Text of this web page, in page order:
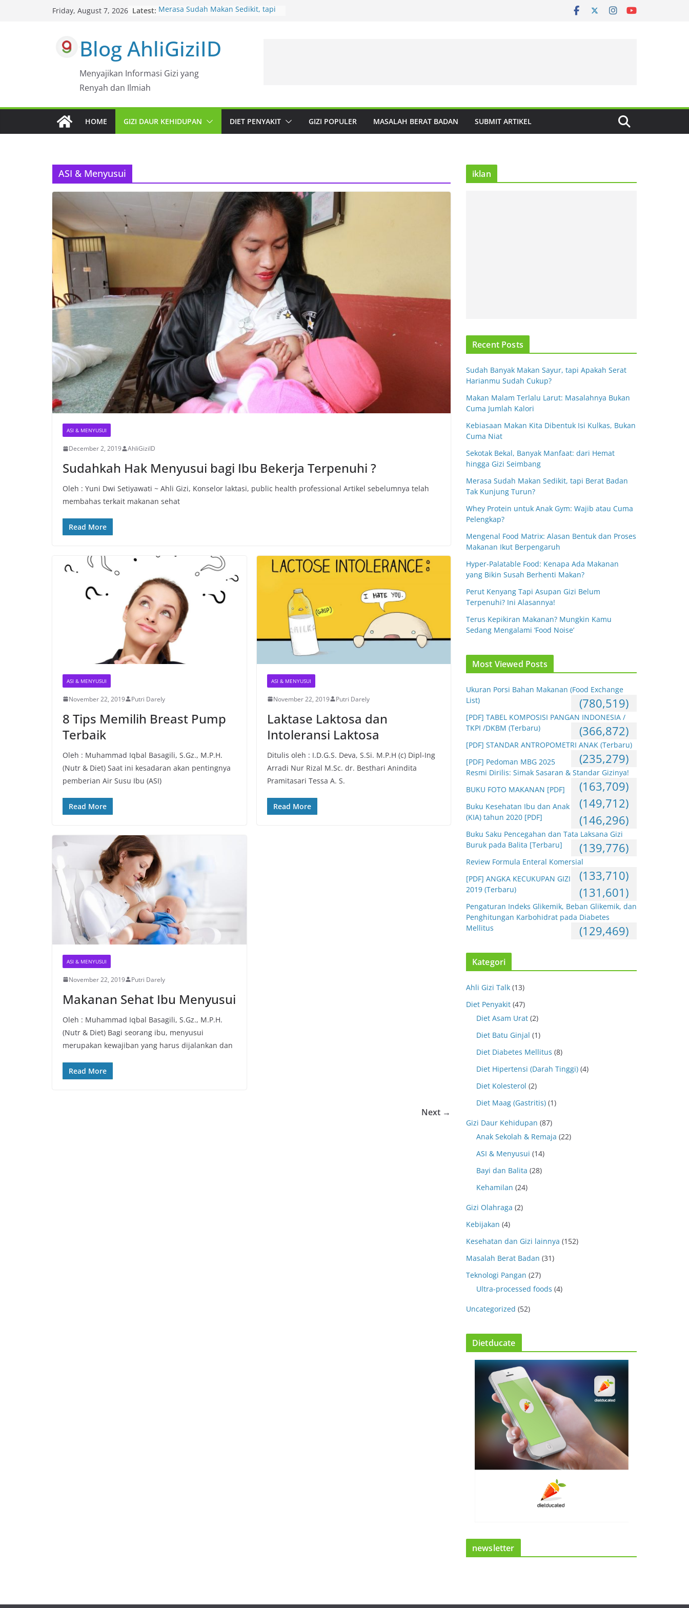
Friday, August 7, 2026 Latest: Merasa Sudah Makan Sedikit, tapi
Apakah Serat Harianmu Sudah
Cukup?
Masalahnya Bukan Cuma Jumlah
dari Hemat hingga Gizi Seimbang
Blog AhliGiziID
Menyajikan Informasi Gizi yang
Renyah dan Ilmiah
HOME GIZI DAUR KEHIDUPAN DIET PENYAKIT GIZI POPULER MASALAH BERAT BADAN SUBMIT ARTIKEL
ASI & Menyusui
ASI & MENYUSUI
December 2, 2019 AhliGiziID
Sudahkah Hak Menyusui bagi Ibu Bekerja Terpenuhi ?
Oleh : Yuni Dwi Setiyawati ~ Ahli Gizi, Konselor laktasi, public health professional Artikel sebelumnya telah
membahas terkait makanan sehat
Read More
ASI & MENYUSUI
November 22, 2019 Putri Darely
8 Tips Memilih Breast Pump
Terbaik
Oleh : Muhammad Iqbal Basagili, S.Gz., M.P.H.
(Nutr & Diet) Saat ini kesadaran akan pentingnya
pemberian Air Susu Ibu (ASI)
Read More
ASI & MENYUSUI
November 22, 2019 Putri Darely
Laktase Laktosa dan
Intoleransi Laktosa
Ditulis oleh : I.D.G.S. Deva, S.Si. M.P.H (c) Dipl-Ing
Arradi Nur Rizal M.Sc. dr. Besthari Anindita
Pramitasari Tessa A. S.
Read More
ASI & MENYUSUI
November 22, 2019 Putri Darely
Makanan Sehat Ibu Menyusui
Oleh : Muhammad Iqbal Basagili, S.Gz., M.P.H.
(Nutr & Diet) Bagi seorang ibu, menyusui
merupakan kewajiban yang harus dijalankan dan
Read More
Next →
iklan
Recent Posts
Sudah Banyak Makan Sayur, tapi Apakah Serat
Harianmu Sudah Cukup?
Makan Malam Terlalu Larut: Masalahnya Bukan
Cuma Jumlah Kalori
Kebiasaan Makan Kita Dibentuk Isi Kulkas, Bukan
Cuma Niat
Sekotak Bekal, Banyak Manfaat: dari Hemat
hingga Gizi Seimbang
Merasa Sudah Makan Sedikit, tapi Berat Badan
Tak Kunjung Turun?
Whey Protein untuk Anak Gym: Wajib atau Cuma
Pelengkap?
Mengenal Food Matrix: Alasan Bentuk dan Proses
Makanan Ikut Berpengaruh
Hyper-Palatable Food: Kenapa Ada Makanan
yang Bikin Susah Berhenti Makan?
Perut Kenyang Tapi Asupan Gizi Belum
Terpenuhi? Ini Alasannya!
Terus Kepikiran Makanan? Mungkin Kamu
Sedang Mengalami ‘Food Noise’
Most Viewed Posts
Ukuran Porsi Bahan Makanan (Food Exchange
List)
(780,519)
[PDF] TABEL KOMPOSISI PANGAN INDONESIA /
TKPI /DKBM (Terbaru)
(366,872)
[PDF] STANDAR ANTROPOMETRI ANAK (Terbaru)
(235,279)
[PDF] Pedoman MBG 2025
Resmi Dirilis: Simak Sasaran & Standar Gizinya!
(163,709)
BUKU FOTO MAKANAN [PDF]
(149,712)
Buku Kesehatan Ibu dan Anak
(KIA) tahun 2020 [PDF]
(146,296)
Buku Saku Pencegahan dan Tata Laksana Gizi
Buruk pada Balita [Terbaru]
(139,776)
Review Formula Enteral Komersial
(133,710)
[PDF] ANGKA KECUKUPAN GIZI
2019 (Terbaru)
(131,601)
Pengaturan Indeks Glikemik, Beban Glikemik, dan
Penghitungan Karbohidrat pada Diabetes
Mellitus
(129,469)
Kategori
Ahli Gizi Talk (13)
Diet Penyakit (47)
Diet Asam Urat (2)
Diet Batu Ginjal (1)
Diet Diabetes Mellitus (8)
Diet Hipertensi (Darah Tinggi) (4)
Diet Kolesterol (2)
Diet Maag (Gastritis) (1)
Gizi Daur Kehidupan (87)
Anak Sekolah & Remaja (22)
ASI & Menyusui (14)
Bayi dan Balita (28)
Kehamilan (24)
Gizi Olahraga (2)
Kebijakan (4)
Kesehatan dan Gizi lainnya (152)
Masalah Berat Badan (31)
Teknologi Pangan (27)
Ultra-processed foods (4)
Uncategorized (52)
Dietducate
newsletter